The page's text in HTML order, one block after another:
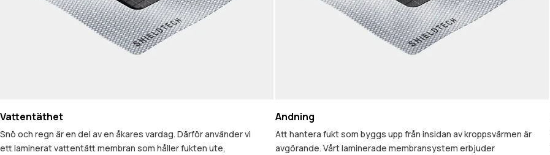
Vattentäthet
Snö och regn är en del av en åkares vardag. Därför använder vi
ett laminerat vattentätt membran som håller fukten ute,
Andning
Att hantera fukt som byggs upp från insidan av kroppsvärmen är
avgörande. Vårt laminerade membransystem erbjuder